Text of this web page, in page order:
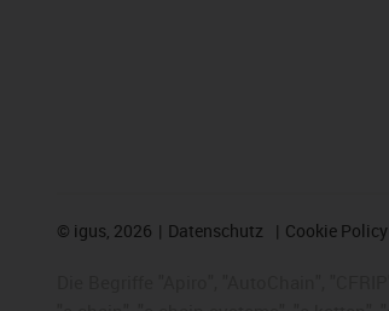
© igus, 2026 Datenschutz Cookie Policy